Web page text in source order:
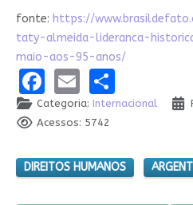
fonte: https://
taty-almeida-lideranca-
maio-aos-95-anos/
Facebook
EmailShare
Categoria: Internacional
Acessos: 5742
DIREITOS HUMANOS